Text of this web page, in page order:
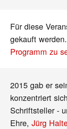
Für diese
gekauft werden.
Programm zu
2015 gab er
konzentriert
Schriftsteller -
Ehre,Jürg